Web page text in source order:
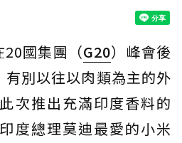
國集團（G20）峰會後
有別以往以肉類為主的外
次推出充滿印度香料的
度總理莫迪最愛的小米